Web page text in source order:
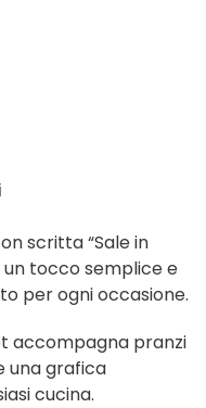
scritta “Sale in
un tocco semplice e
per ogni occasione.
accompagna pranzi
una grafica
cucina.